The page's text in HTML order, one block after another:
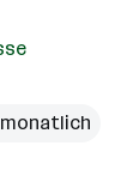
monatlich